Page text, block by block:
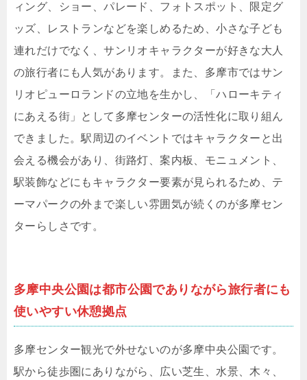
ィング、ショー、パレード、フォトスポット、限定グ
ッズ、レストランなどを楽しめるため、小さな子ども
連れだけでなく、サンリオキャラクターが好きな大人
の旅行者にも人気があります。また、多摩市ではサン
リオピューロランドの立地を生かし、「ハローキティ
にあえる街」として多摩センターの活性化に取り組ん
できました。駅周辺のイベントではキャラクターと出
会える機会があり、街路灯、案内板、モニュメント、
駅装飾などにもキャラクター要素が見られるため、テ
ーマパークの外まで楽しい雰囲気が続くのが多摩セン
ターらしさです。
多摩中央公園は都市公園でありながら旅行者にも
使いやすい休憩拠点
多摩センター観光で外せないのが多摩中央公園です。
駅から徒歩圏にありながら、広い芝生、水景、木々、